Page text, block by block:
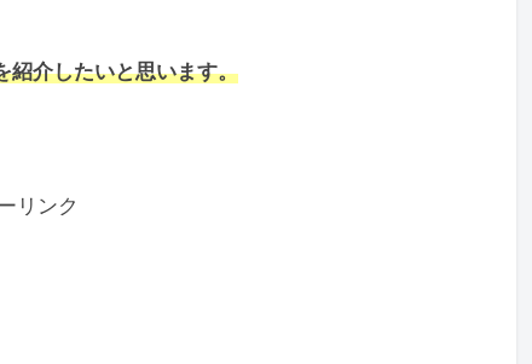
紹介したいと思います。
リンク